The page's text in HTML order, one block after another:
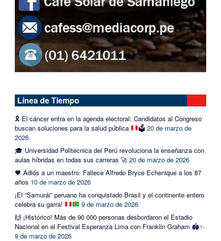
Línea de Tiempo
🎗️ El cáncer entra en la agenda electoral: Candidatos al Congreso
buscan soluciones para la salud pública
🗳️ 20 de marzo de
2026
🎓 Universidad Politécnica del Perú revoluciona la enseñanza con
aulas híbridas en todas sus carreras 🚀 20 de marzo de 2026
🖤 Adiós a un maestro: Fallece Alfredo Bryce Echenique a los 87
años 10 de marzo de 2026
¡El “Samurái” peruano ha conquistado Brasil y el continente entero
celebra su garra!
9 de marzo de 2026
🙌 ¡Histórico! Más de 90 000 personas desbordaron el Estadio
Nacional en el Festival Esperanza Lima con Franklin Graham 🏟️✨
9 de marzo de 2026